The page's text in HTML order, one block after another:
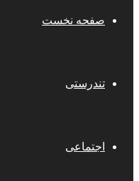
صفحه نخست
تندرستی
اجتماعی